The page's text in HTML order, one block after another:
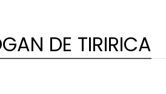
DE TIRIRICA